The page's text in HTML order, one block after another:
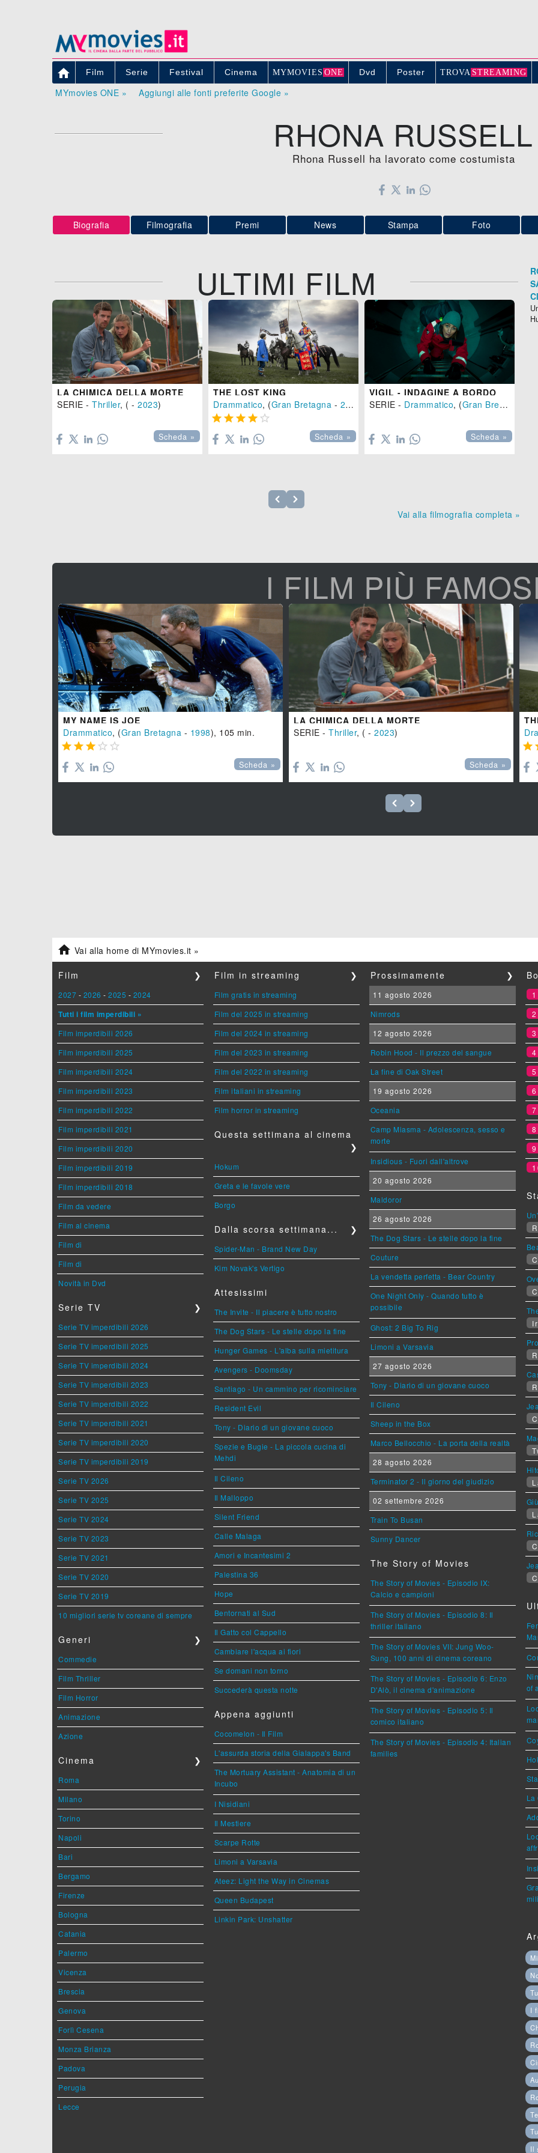
 Film Serie Festival Cinema MYMOVIE S ONE Dvd Poster TROVA STREAMING
MYmovies ONE » Aggiungi alle fonti preferite Google »
RHONA RUSSELL
Rhona Russell ha lavorato come costumista
Biografia Filmografia Premi News Stampa Foto
ULTIMI FILM
LA CHIMICA DELLA MORTE
SERIE - Thriller, ( - 2023)
Scheda »
THE LOST KING
Drammatico, (Gran Bretagna - 2022
), 108 min.
    
Scheda »
VIGIL - INDAGINE A BORDO
SERIE - Drammatico, (Gran Bretagna
Scheda »
Vai alla filmografia completa »
I FILM PIÙ FAMOSI
MY NAME IS JOE
Drammatico, (Gran Bretagna - 1998), 105 min.
    
Scheda »
LA CHIMICA DELLA MORTE
SERIE - Thriller, ( - 2023)
Scheda »

 Vai alla home di MYmovies.it »
Film ❯
2027 - 2026 - 2025 - 2024
Tutti i film imperdibili »
Film imperdibili 2026
Film imperdibili 2025
Film imperdibili 2024
Film imperdibili 2023
Film imperdibili 2022
Film imperdibili 2021
Film imperdibili 2020
Film imperdibili 2019
Film imperdibili 2018
Film da vedere
Film al cinema
Film di
Film di
Novità in Dvd
Serie TV ❯
Serie TV imperdibili 2026
Serie TV imperdibili 2025
Serie TV imperdibili 2024
Serie TV imperdibili 2023
Serie TV imperdibili 2022
Serie TV imperdibili 2021
Serie TV imperdibili 2020
Serie TV imperdibili 2019
Serie TV 2026
Serie TV 2025
Serie TV 2024
Serie TV 2023
Serie TV 2021
Serie TV 2020
Serie TV 2019
10 migliori serie tv coreane di sempre
Generi ❯
Commedie
Film Thriller
Film Horror
Animazione
Azione
Cinema ❯
Roma
Milano
Torino
Napoli
Bari
Bergamo
Firenze
Bologna
Catania
Palermo
Vicenza
Brescia
Genova
Forlì Cesena
Monza Brianza
Padova
Perugia
Lecce
Film in streaming ❯
Film gratis in streaming
Film del 2025 in streaming
Film del 2024 in streaming
Film del 2023 in streaming
Film del 2022 in streaming
Film italiani in streaming
Film horror in streaming
Questa settimana al cinema
❯
Hokum
Greta e le favole vere
Borgo
Dalla scorsa settimana... ❯
Spider-Man - Brand New Day
Kim Novak's Vertigo
Attesissimi
The Invite - Il piacere è tutto nostro
The Dog Stars - Le stelle dopo la fine
Hunger Games - L'alba sulla mietitura
Avengers - Doomsday
Santiago - Un cammino per ricominciare
Resident Evil
Tony - Diario di un giovane cuoco
Spezie e Bugie - La piccola cucina di
Mehdi
Il Cileno
Il Malloppo
Silent Friend
Calle Malaga
Amori e Incantesimi 2
Palestina 36
Hope
Bentornati al Sud
Il Gatto col Cappello
Cambiare l'acqua ai fiori
Se domani non torno
Succederà questa notte
Appena aggiunti
Cocomelon - Il Film
L'assurda storia della Gialappa's Band
The Mortuary Assistant - Anatomia di un
Incubo
I Nisidiani
Il Mestiere
Scarpe Rotte
Limoni a Varsavia
Ateez: Light the Way in Cinemas
Queen Budapest
Linkin Park: Unshatter
Prossimamente ❯
11 agosto 2026
Nimrods
12 agosto 2026
Robin Hood - Il prezzo del sangue
La fine di Oak Street
19 agosto 2026
Oceania
Camp Miasma - Adolescenza, sesso e
morte
Insidious - Fuori dall'altrove
20 agosto 2026
Maldoror
26 agosto 2026
The Dog Stars - Le stelle dopo la fine
Couture
La vendetta perfetta - Bear Country
One Night Only - Quando tutto è
possibile
Ghost: 2 Big To Rig
Limoni a Varsavia
27 agosto 2026
Tony - Diario di un giovane cuoco
Il Cileno
Sheep in the Box
Marco Bellocchio - La porta della realtà
28 agosto 2026
Terminator 2 - Il giorno del giudizio
02 settembre 2026
Train To Busan
Sunny Dancer
The Story of Movies
The Story of Movies - Episodio IX:
Calcio e campioni
The Story of Movies - Episodio 8: Il
thriller italiano
The Story of Movies VII: Jung Woo-
Sung, 100 anni di cinema coreano
The Story of Movies - Episodio 6: Enzo
D'Alò, il cinema d'animazione
The Story of Movies - Episodio 5: Il
comico italiano
The Story of Movies - Episodio 4: Italian
families
1
2
3
4
5
6
7
8
9
of
La
I
Il